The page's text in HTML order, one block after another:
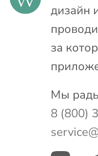
дизайн
за
Мы
8 (800)